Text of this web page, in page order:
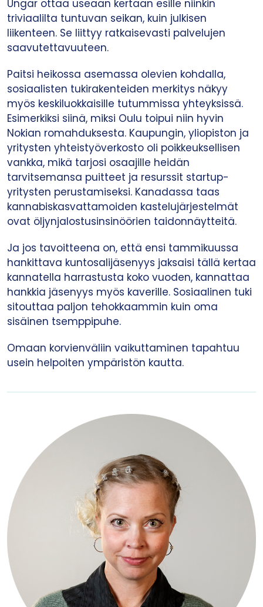
Ungar ottaa useaan kertaan esille niinkin
triviaalilta tuntuvan seikan, kuin julkisen
liikenteen. Se liittyy ratkaisevasti palvelujen
saavutettavuuteen.
Paitsi heikossa asemassa olevien kohdalla,
sosiaalisten tukirakenteiden merkitys näkyy
myös keskiluokkaisille tutummissa yhteyksissä.
Esimerkiksi siinä, miksi Oulu toipui niin hyvin
Nokian romahduksesta. Kaupungin, yliopiston ja
yritysten yhteistyöverkosto oli poikkeuksellisen
vankka, mikä tarjosi osaajille heidän
tarvitsemansa puitteet ja resurssit startup-
yritysten perustamiseksi. Kanadassa taas
kannabiskasvattamoiden kastelujärjestelmät
ovat öljynjalostusinsinöörien taidonnäytteitä.
Ja jos tavoitteena on, että ensi tammikuussa
hankittava kuntosalijäsenyys jaksaisi tällä kertaa
kannatella harrastusta koko vuoden, kannattaa
hankkia jäsenyys myös kaverille. Sosiaalinen tuki
sitouttaa paljon tehokkaammin kuin oma
sisäinen tsemppipuhe.
Omaan korvienväliin vaikuttaminen tapahtuu
usein helpoiten ympäristön kautta.